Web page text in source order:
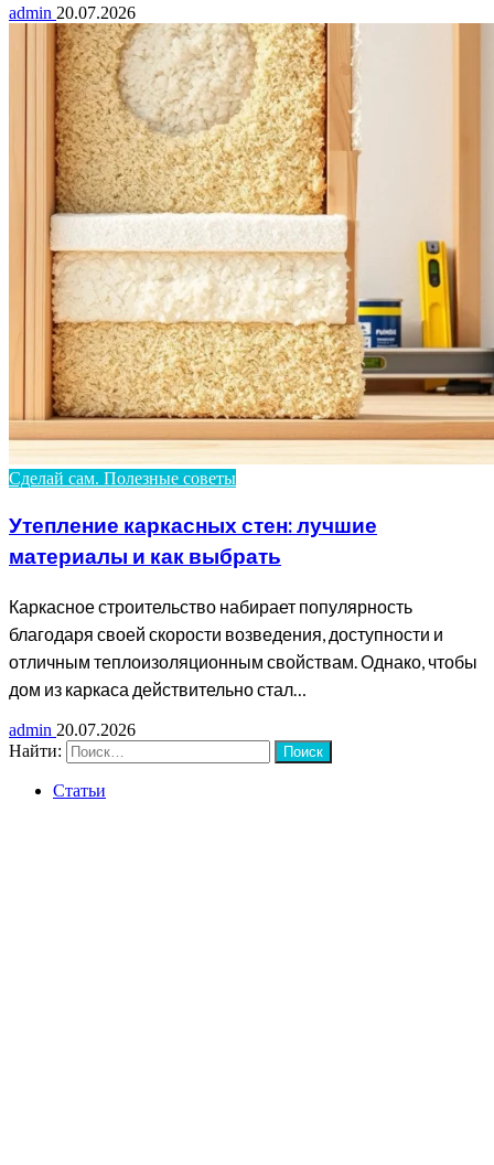
admin 20.07.2026
Сделай сам. Полезные советы
Утепление каркасных стен: лучшие
материалы и как выбрать
Каркасное строительство набирает популярность
благодаря своей скорости возведения, доступности и
отличным теплоизоляционным свойствам. Однако, чтобы
дом из каркаса действительно стал…
admin 20.07.2026
Найти:
Статьи